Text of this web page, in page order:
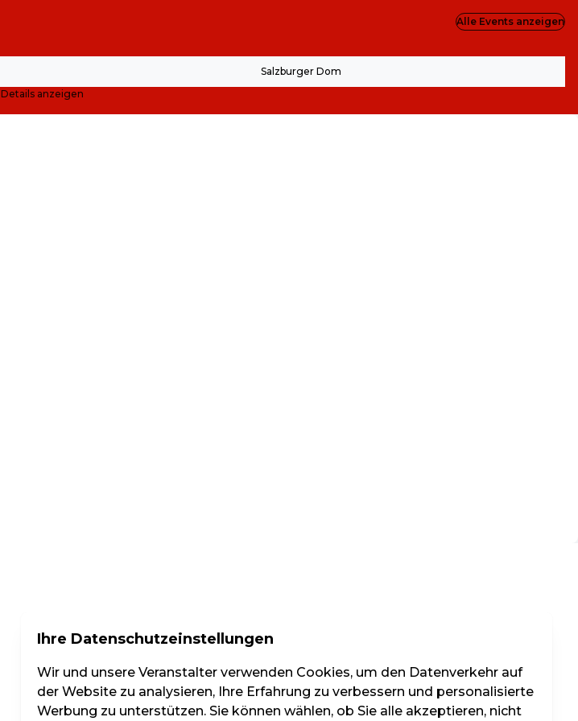
Salzburger Dom
Details anzeigen
Alle Events anzeigen
Ihre Datenschutzeinstellungen
Wir und unsere Veranstalter verwenden Cookies, um den Datenverkehr auf
der Website zu analysieren, Ihre Erfahrung zu verbessern und personalisierte
Werbung zu unterstützen. Sie können wählen, ob Sie alle akzeptieren, nicht